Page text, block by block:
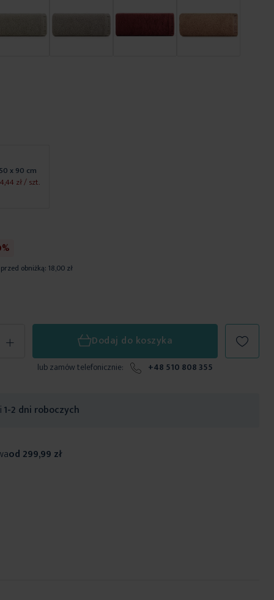
x 90 cm
zł/ szt.
+
obniżką:18,00 zł
Dodaj do koszyka
lub zamów telefonicznie: +48 510 808 355
1-2 dni roboczych
od 299,99 zł